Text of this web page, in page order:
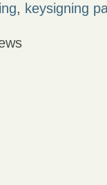
, keysigning